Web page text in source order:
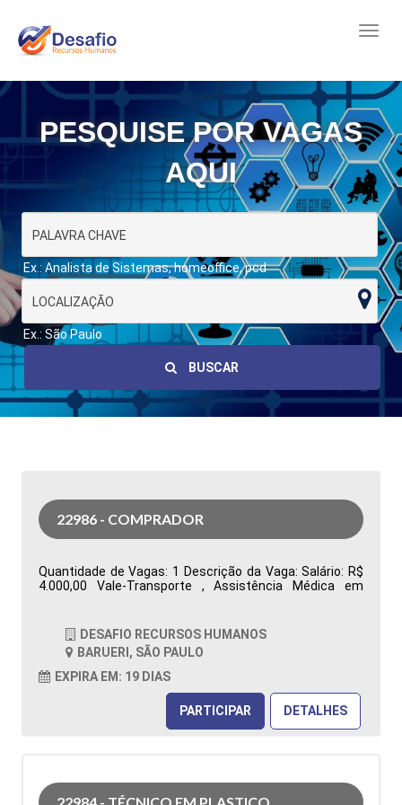
PESQUISE POR VAGAS
AQUI
Ex.: Analista de Sistemas, homeoffice, pcd
Ex.: São Paulo
BUSCAR
22986 - COMPRADOR
Quantidade de Vagas: 1 Descrição da Vaga: Salário: R$
4.000,00 Vale-Transporte , Assistência Médica em
feira, das 07h00 às 16h48. Ensino Superior completo ou
cursando Administração ou áreas correlatas
Conhecimento no sistema Totvs/Datasul Tipo de
contratação: CLT Cidade: Barueri, SP, Brasil Área de
Atuação: Compras Período: Formação Acadêmica:
Características Comportamentais:
DESAFIO RECURSOS HUMANOS
BARUERI, SÃO PAULO
EXPIRA EM: 19 DIAS
PARTICIPAR DETALHES